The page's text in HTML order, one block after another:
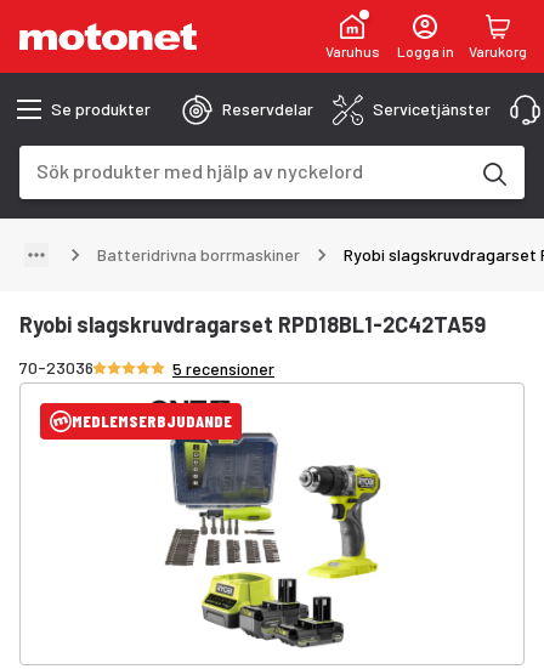
Varuhus Logga in Varukorg
Se produkter Reservdelar Servicetjänster
Batteridrivna borrmaskiner Ryobi slagskruvdragarset
Ryobi slagskruvdragarset RPD18BL1-2C42TA59
70-23036Betyg 5/5 stjärnor
5 recensioner
MEDLEMSERBJUDANDE